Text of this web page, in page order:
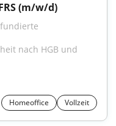
(m/w/d)
nach HGB und
Homeoffice Vollzeit